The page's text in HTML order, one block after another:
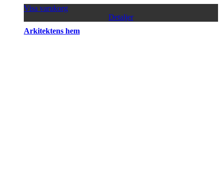
Visa varukorg
Detaljer
Arkitektens hem